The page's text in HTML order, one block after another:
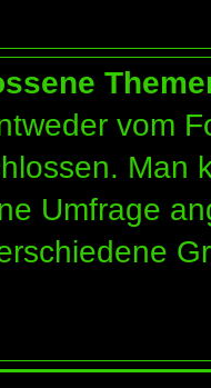
vom
Man
Umfrage